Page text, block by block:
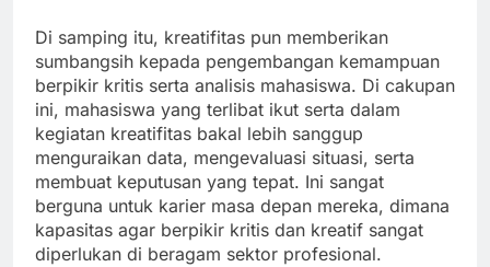
Di samping itu, kreatifitas pun memberikan
sumbangsih kepada pengembangan kemampuan
berpikir kritis serta analisis mahasiswa. Di cakupan
ini, mahasiswa yang terlibat ikut serta dalam
kegiatan kreatifitas bakal lebih sanggup
menguraikan data, mengevaluasi situasi, serta
membuat keputusan yang tepat. Ini sangat
berguna untuk karier masa depan mereka, dimana
kapasitas agar berpikir kritis dan kreatif sangat
diperlukan di beragam sektor profesional.